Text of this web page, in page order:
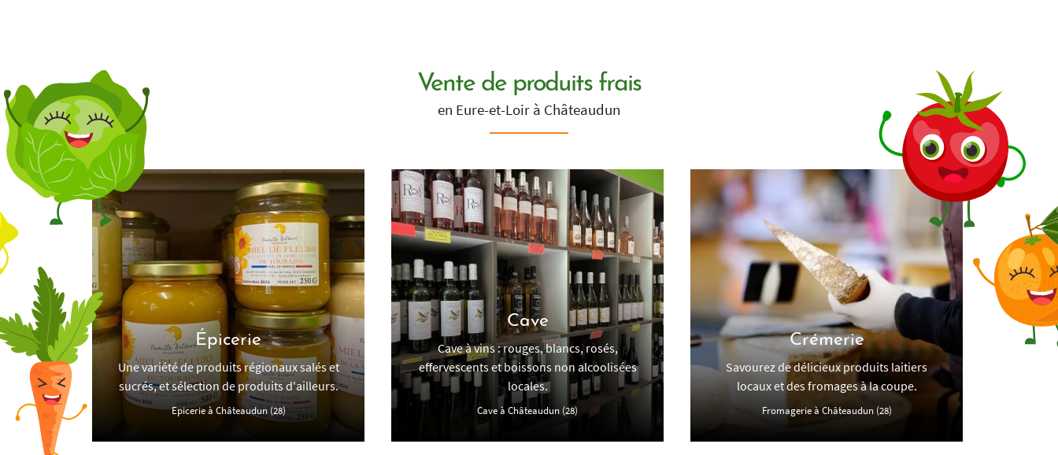
Vente de produits frais
en Eure-et-Loir à Châteaudun
Épicerie
Une variété de produits régionaux salés et
sucrés, et sélection de produits d'ailleurs.
Epicerie à Châteaudun (28)
Cave
Cave à vins : rouges, blancs, rosés,
effervescents et boissons non alcoolisées
locales.
Cave à Châteaudun (28)
Crémerie
Savourez de délicieux produits laitiers
locaux et des fromages à la coupe.
Fromagerie à Châteaudun (28)